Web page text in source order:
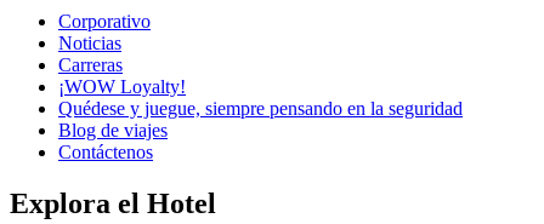
Corporativo
Noticias
Carreras
¡WOW Loyalty!
Quédese y juegue, siempre pensando en la seguridad
Blog de viajes
Contáctenos
Explora el Hotel